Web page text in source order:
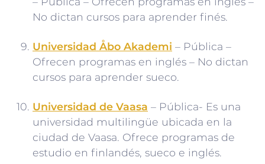
No dictan cursos para aprender finés.
Universidad Åbo Akademi – Pública –
Ofrecen programas en inglés – No dictan
cursos para aprender sueco.
Universidad de Vaasa – Pública- Es una
universidad multilingüe ubicada en la
ciudad de Vaasa. Ofrece programas de
estudio en finlandés, sueco e inglés.